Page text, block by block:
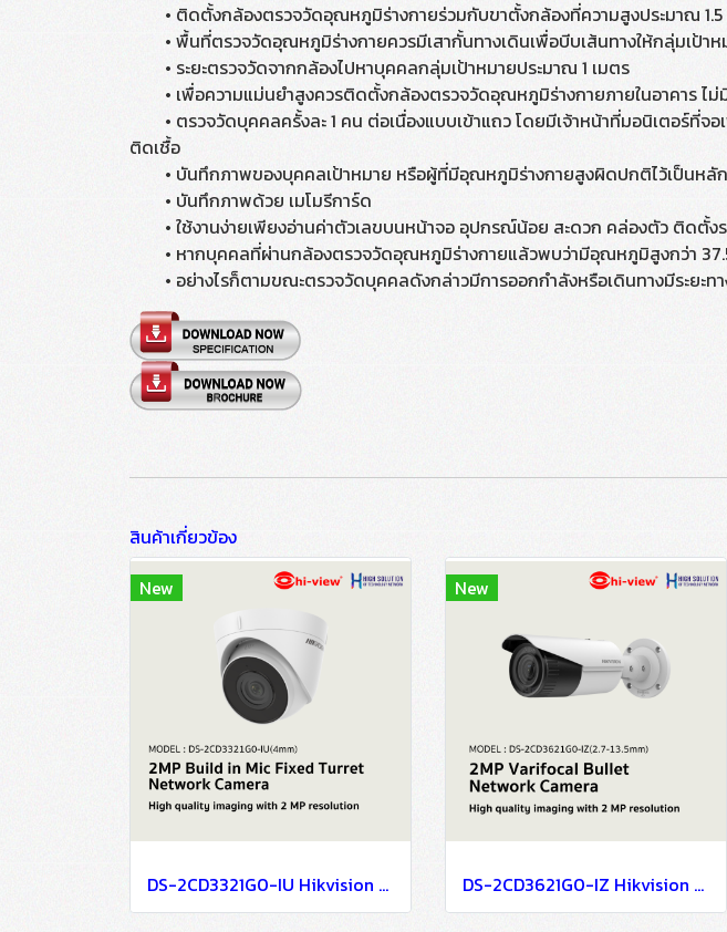
• ติดตั้งกล้องตรวจวัดอุณหภูมิร่างกายร่วมกับขาตั้งกล้องที่ความสูงประมาณ 1.5
• พื้นที่ตรวจวัดอุณหภูมิร่างกายควรมีเสากั้นทางเดินเพื่อบีบเส้นทางให้กลุ่มเป้าห
• ระยะตรวจวัดจากกล้องไปหาบุคคลกลุ่มเป้าหมายประมาณ 1 เมตร
• เพื่อความแม่นยำสูงควรติดตั้งกล้องตรวจวัดอุณหภูมิร่างกายภายในอาคาร ไม่
• ตรวจวัดบุคคลครั้งละ 1 คน ต่อเนื่องแบบเข้าแถว โดยมีเจ้าหน้าที่มอนิเตอร์ที่
ติดเชื้อ
• บันทึกภาพของบุคคลเป้าหมาย หรือผู้ที่มีอุณหภูมิร่างกายสูงผิดปกติไว้เป็นหลั
• บันทึกภาพด้วย เมโมรีการ์ด
• ใช้งานง่ายเพียงอ่านค่าตัวเลขบนหน้าจอ อุปกรณ์น้อย สะดวก คล่องตัว ติดตั้งร
• หากบุคคลที่ผ่านกล้องตรวจวัดอุณหภูมิร่างกายแล้วพบว่ามีอุณหภูมิสูงกว่า
• อย่างไรก็ตามขณะตรวจวัดบุคคลดังกล่าวมีการออกกำลังหรือเดินทางมีระยะ
สินค้าเกี่ยวข้อง
New
DS-2CD3321G0-IU Hikvision 2MP Build in Mic Fixed Turret Network Camera IP Camera CCTV Camera (4mm)
New
DS-2CD3621G0-IZ Hikvision 2MP Varifocal Bullet Network Camera IP Camera CCTV Camera (2.7-13.5mm)